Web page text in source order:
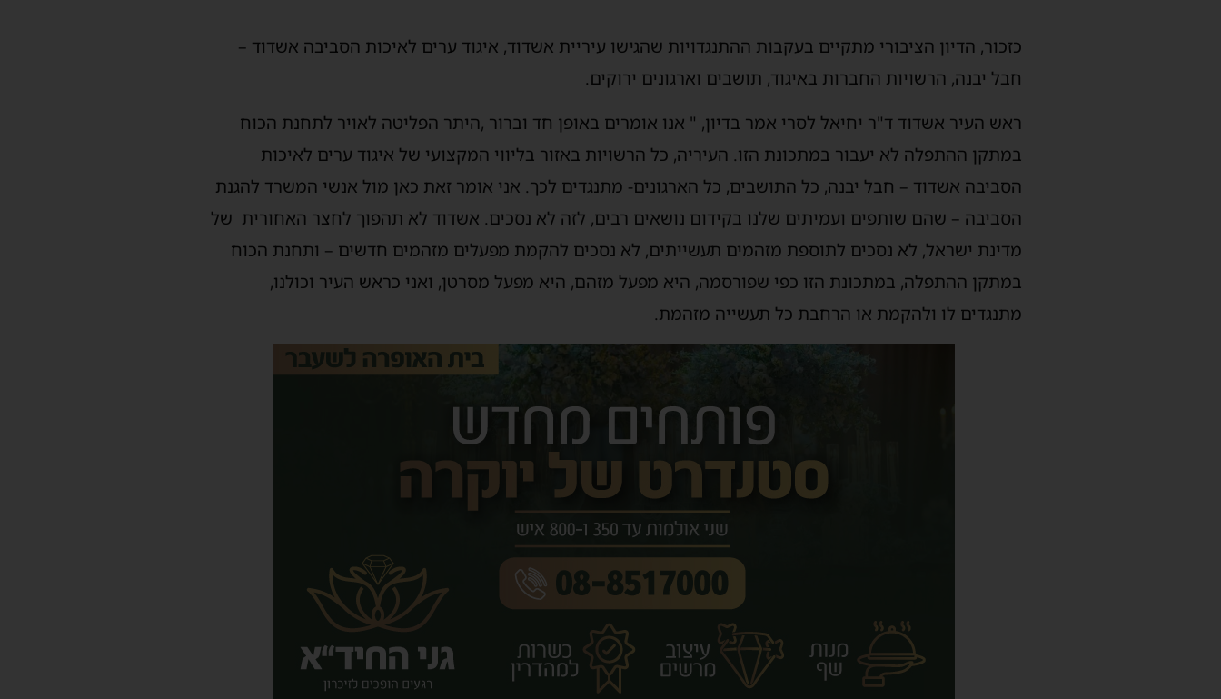
כזכור, הדיון הציבורי מתקיים בעקבות ההתנגדויות שהגישו עיריית אשדוד, איגוד ערים לאיכות הסביבה אשדוד –
חבל יבנה, הרשויות החברות באיגוד, תושבים וארגונים ירוקים.
ראש העיר אשדוד ד"ר יחיאל לסרי אמר בדיון, " אנו אומרים באופן חד וברור ,היתר הפליטה לאויר לתחנת הכוח
במתקן ההתפלה לא יעבור במתכונת הזו. העיריה, כל הרשויות באזור בליווי המקצועי של איגוד ערים לאיכות
הסביבה אשדוד – חבל יבנה, כל התושבים, כל הארגונים- מתנגדים לכך. אני אומר זאת כאן מול אנשי המשרד להגנת
הסביבה – שהם שותפים ועמיתים שלנו בקידום נושאים רבים, לזה לא נסכים. אשדוד לא תהפוך לחצר האחורית של
מדינת ישראל, לא נסכים לתוספת מזהמים תעשייתים, לא נסכים להקמת מפעלים מזהמים חדשים – ותחנת הכוח
במתקן ההתפלה, במתכונת הזו כפי שפורסמה, היא מפעל מזהם, היא מפעל מסרטן, ואני כראש העיר וכולנו,
מתנגדים לו ולהקמת או הרחבת כל תעשייה מזהמת.